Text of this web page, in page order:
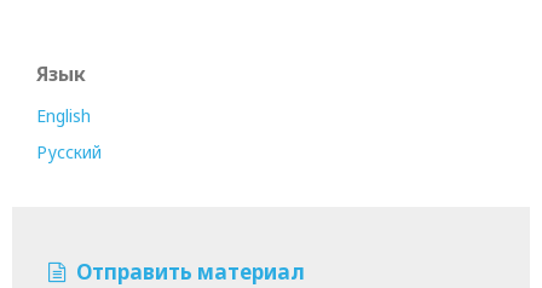
Язык
English
Русский
Отправить материал